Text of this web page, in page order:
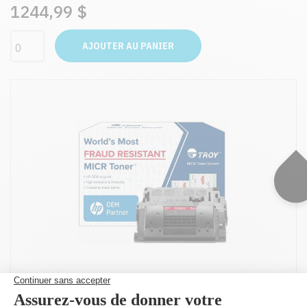
1244,99 $
AJOUTER AU PANIER